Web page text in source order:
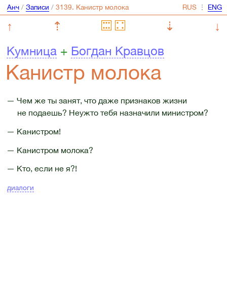
Анч/ Записи / ⋮
↑ ⇡ ⇣
↓
Кумница+ Богдан Кравцов
Канистр молока
— Чем же ты занят, что даже признаков жизни
не подаешь? Неужто тебя назначили министром?
— Канистром!
— Канистром молока?
— Кто, если не я?!
диалоги